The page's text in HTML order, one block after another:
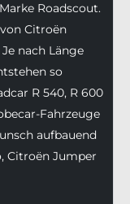
Roadscout.
Citroën
nach Länge
so
R 540, R 600
Fahrzeuge
aufbauend
Citroën Jumper